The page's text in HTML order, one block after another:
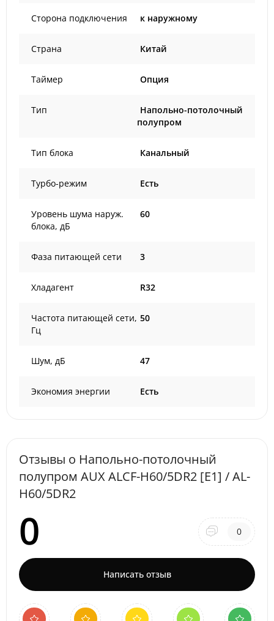
Сторона подключения к наружному
Страна Китай
Таймер Опция
Тип
Напольно-потолочный
полупром
Тип блока Канальный
Турбо-режим Есть
Уровень шума наруж.
блока, дБ
60
Фаза питающей сети 3
Хладагент R32
Частота питающей сети,
Гц
50
Шум, дБ 47
Экономия энергии Есть
Отзывы о Напольно-потолочный
полупром AUX ALCF-H60/5DR2 [E1] / AL-
H60/5DR2
0 0
Написать отзыв